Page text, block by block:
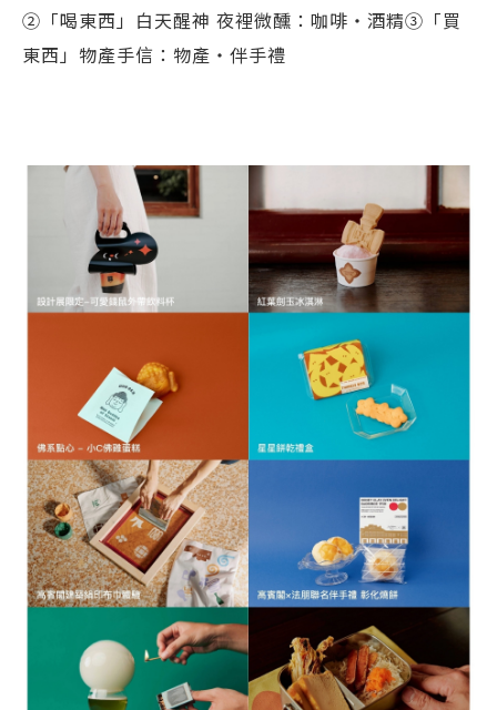
②「喝東西」白天醒神 夜裡微醺：咖啡・酒精③「買
東西」物產手信：物產・伴手禮